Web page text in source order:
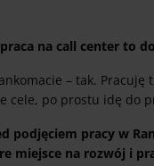
na call center to
– tak.
cele, po prostu idę do
podjęciem pracy w
miejsce na rozwój i